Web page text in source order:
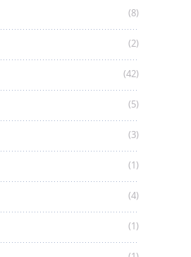
(8)
(2)
(42)
(5)
(3)
(1)
(4)
(1)